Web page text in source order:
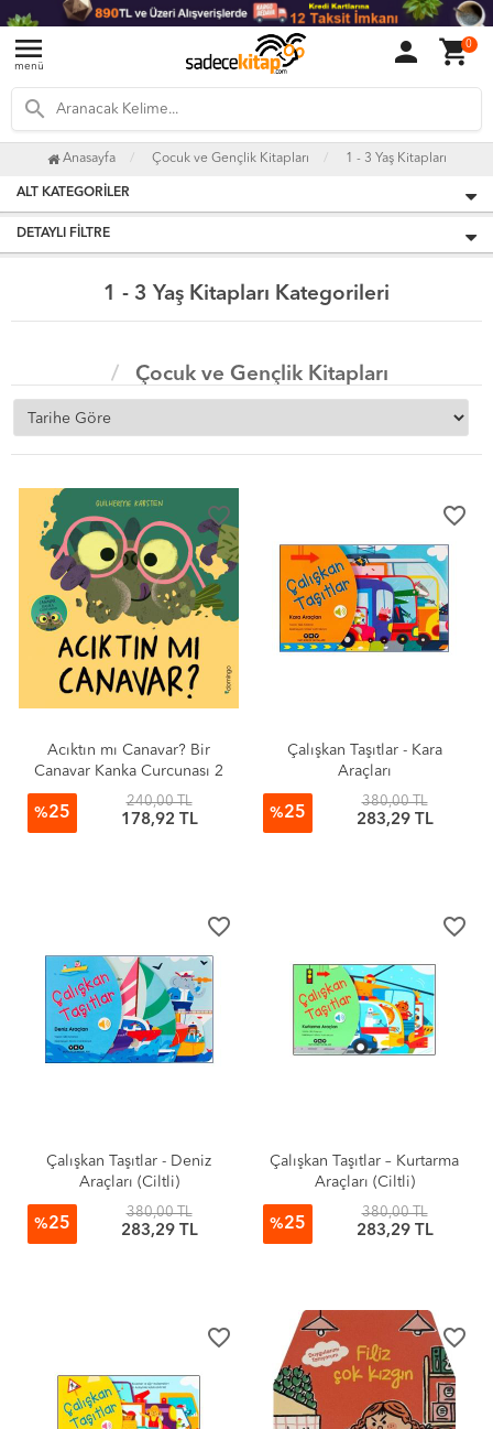
menu
menü person shopping_cart0
search
Anasayfa Çocuk ve Gençlik Kitapları 1 - 3 Yaş Kitapları
ALT KATEGORILER
DETAYLI FILTRE
1 - 3 Yaş Kitapları Kategorileri
Çocuk ve Gençlik Kitapları
1 - 3 Yaş Kitapları
favorite_border
Acıktın mı Canavar? Bir
Canavar Kanka Curcunası 2
%25
240,00 TL
178,92 TL
favorite_border
Çalışkan Taşıtlar - Kara
Araçları
%25
380,00 TL
283,29 TL
favorite_border
Çalışkan Taşıtlar - Deniz
Araçları (Ciltli)
%25
380,00 TL
283,29 TL
favorite_border
Çalışkan Taşıtlar – Kurtarma
Araçları (Ciltli)
%25
380,00 TL
283,29 TL
favorite_border favorite_border